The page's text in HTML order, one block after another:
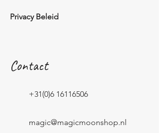
Privacy Beleid
Contact
+31(0)6 16116506
magic@magicmoonshop.nl